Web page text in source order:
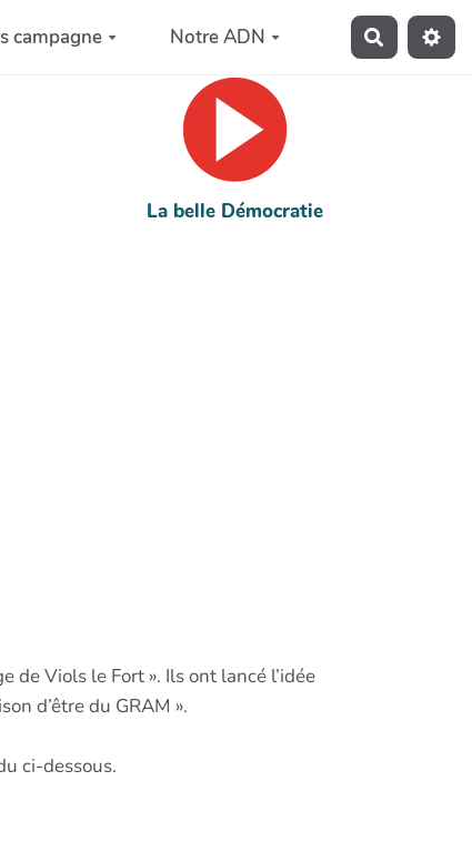
campagne Notre ADN
La belle Démocratie
de Viols le Fort ». Ils ont lancé l’idée
d’être du GRAM ».
ci-dessous.